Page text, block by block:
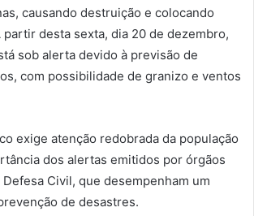
causando destruição e colocando
partir desta sexta, dia 20 de dezembro,
sob alerta devido à previsão de
com possibilidade de granizo e ventos
exige atenção redobrada da população
dos alertas emitidos por órgãos
Civil, que desempenham um
de desastres.